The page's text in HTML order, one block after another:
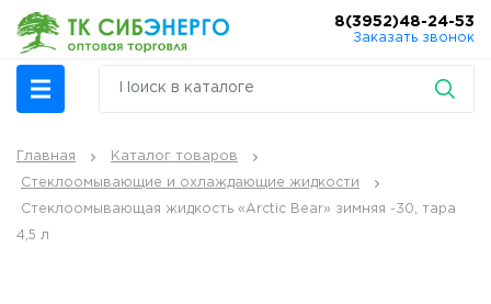
8(3952)48-24-53
Заказать звонок
Главная Каталог товаров
Стеклоомывающие и охлаждающие жидкости
Стеклоомывающая жидкость «Arctic Bear» зимняя -30, тара
4,5 л